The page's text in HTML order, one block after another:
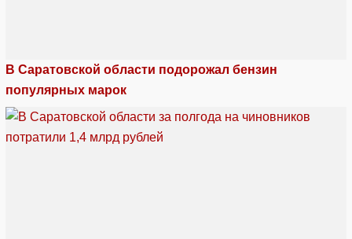
В Саратовской области подорожал бензин
популярных марок